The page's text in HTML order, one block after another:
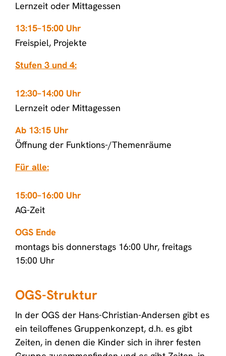
Lernzeit oder Mittagessen
13:15–15:00 Uhr
Freispiel, Projekte
Stufen 3 und 4:
12:30–14:00 Uhr
Lernzeit oder Mittagessen
Ab 13:15 Uhr
Öffnung der Funktions-/Themenräume
Für alle:
15:00–16:00 Uhr
AG-Zeit
OGS Ende
montags bis donnerstags 16:00 Uhr, freitags
15:00 Uhr
OGS-Struktur
In der OGS der Hans-Christian-Andersen gibt es
ein teiloffenes Gruppenkonzept, d.h. es gibt
Zeiten, in denen die Kinder sich in ihrer festen